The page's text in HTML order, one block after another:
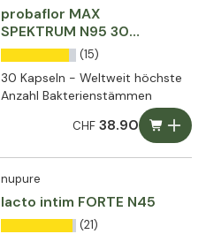
probaflor MAX
SPEKTRUM N95 30
Kapseln
(15)
30 Kapseln - Weltweit höchste
Anzahl Bakterienstämmen
CHF38.90
nupure
lacto intim FORTE N45
(21)